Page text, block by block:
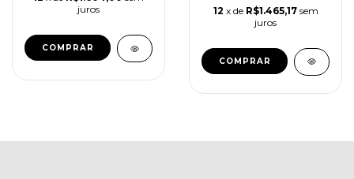
juros
COMPRAR
12 x de R$1.465,17 sem
juros
COMPRAR